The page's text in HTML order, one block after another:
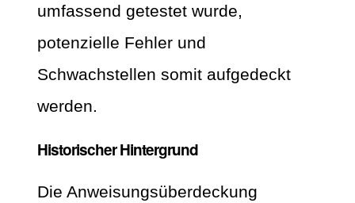
umfassend getestet wurde,
potenzielle Fehler und
Schwachstellen somit aufgedeckt
werden.
Historischer Hintergrund
Die Anweisungsüberdeckung